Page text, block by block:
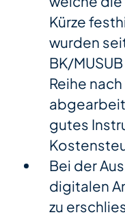
Kürze
wurden
BK/
Reihe
gutes
Bei der
digitalen
zu